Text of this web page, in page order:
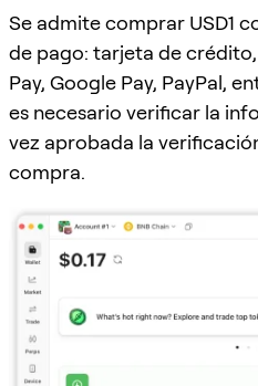
Se admite comprar USD1
de pago: tarjeta de
Pay, Google Pay, PayPal,
es necesario verificar la
vez aprobada la
compra.